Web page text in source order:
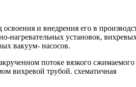
и внедрения его в
нагревательных установок,
вакуум- насосов.
потоке вязкого сжимаемого
вихревой трубой. схематичная